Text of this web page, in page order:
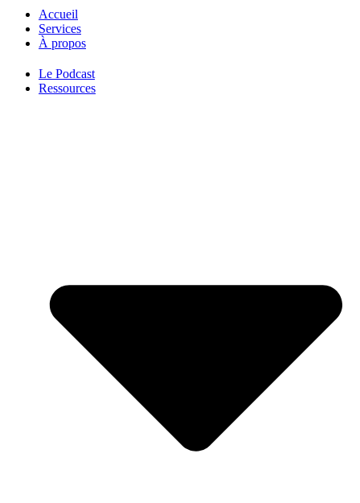
Accueil
Services
À propos
Le Podcast
Ressources